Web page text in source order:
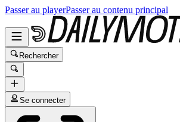
Passer au playerPasser au contenu principal
Rechercher
Se connecter